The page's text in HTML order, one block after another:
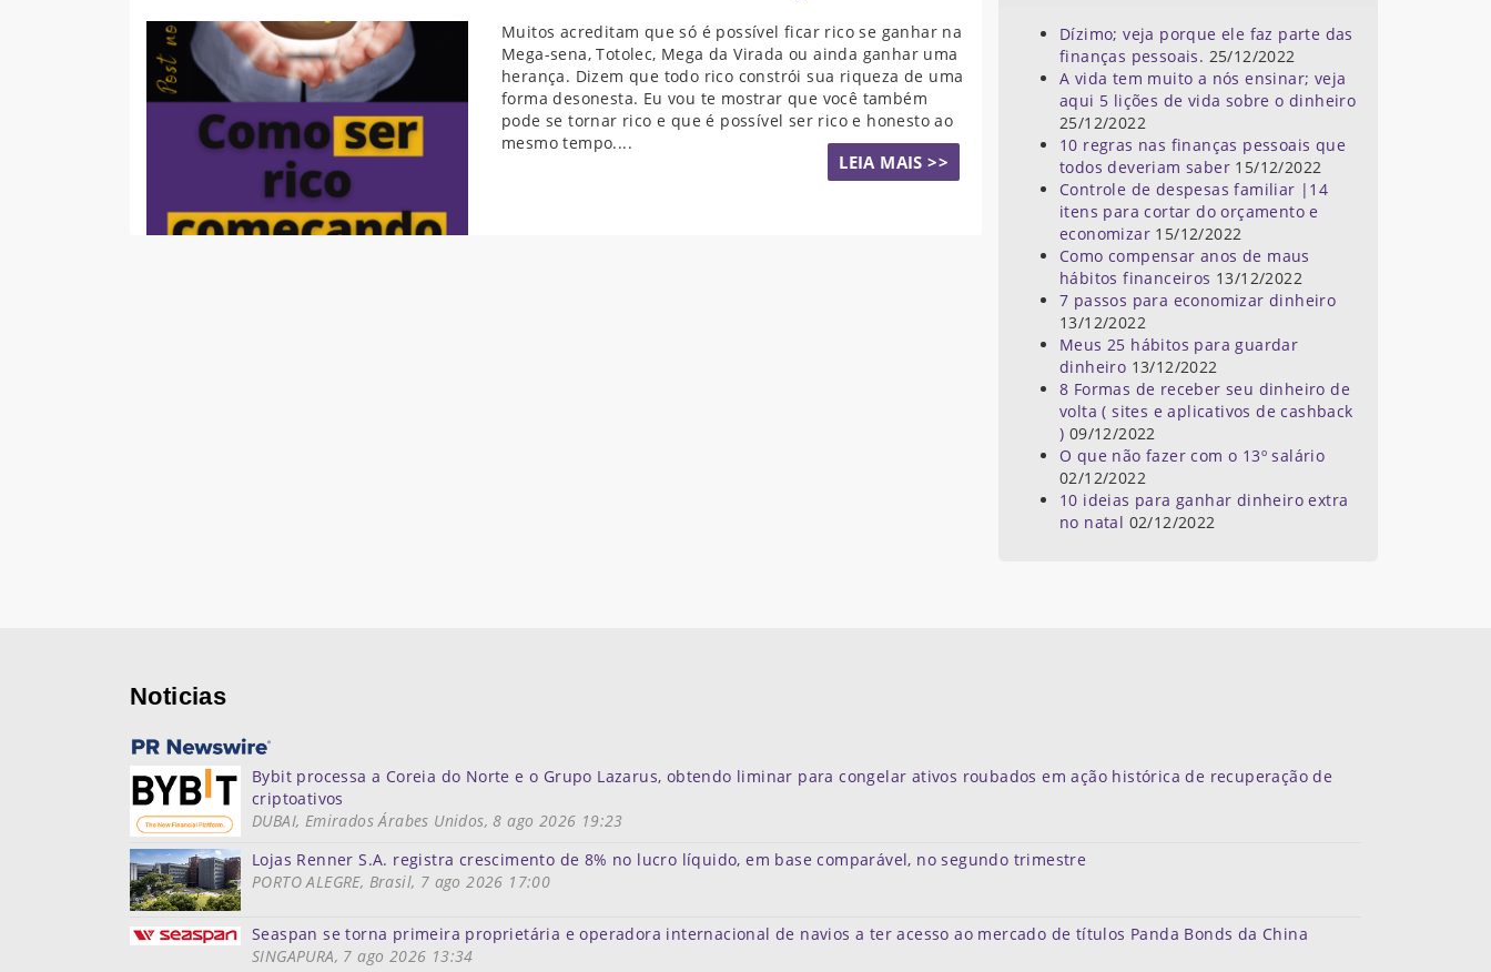
Muitos acreditam que só é possível ficar rico se ganhar na
Mega-sena, Totolec, Mega da Virada ou ainda ganhar uma
herança. Dizem que todo rico constrói sua riqueza de uma
forma desonesta. Eu vou te mostrar que você também
pode se tornar rico e que é possível ser rico e honesto ao
mesmo tempo....
LEIA MAIS >>
Dízimo; veja porque ele faz parte das
finanças pessoais. 25/12/2022
A vida tem muito a nós ensinar; veja
aqui 5 lições de vida sobre o dinheiro
25/12/2022
10 regras nas finanças pessoais que
todos deveriam saber 15/12/2022
Controle de despesas familiar |14
itens para cortar do orçamento e
economizar 15/12/2022
Como compensar anos de maus
hábitos financeiros 13/12/2022
7 passos para economizar dinheiro
13/12/2022
Meus 25 hábitos para guardar
dinheiro 13/12/2022
8 Formas de receber seu dinheiro de
volta ( sites e aplicativos de cashback
) 09/12/2022
O que não fazer com o 13º salário
02/12/2022
10 ideias para ganhar dinheiro extra
no natal 02/12/2022
Noticias
Bybit processa a Coreia do Norte e o Grupo Lazarus, obtendo liminar para congelar ativos roubados em ação histórica de recuperação de
criptoativos
DUBAI, Emirados Árabes Unidos, 8 ago 2026 19:23
Lojas Renner S.A. registra crescimento de 8% no lucro líquido, em base comparável, no segundo trimestre
PORTO ALEGRE, Brasil, 7 ago 2026 17:00
Seaspan se torna primeira proprietária e operadora internacional de navios a ter acesso ao mercado de títulos Panda Bonds da China
SINGAPURA, 7 ago 2026 13:34